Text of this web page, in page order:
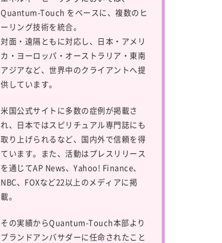
Quantum-Touch をベースに、複数のヒ
ーリング技術を統合。
対面・遠隔ともに対応し、日本・アメリ
カ・ヨーロッパ・オーストラリア・東南
アジアなど、世界中のクライアントへ提
供しています。
米国公式サイトに多数の症例が掲載さ
れ、日本ではスピリチュアル専門誌にも
取り上げられるなど、国内外で信頼を得
ています。また、活動はプレスリリース
を通じてAP News、Yahoo! Finance、
NBC、FOXなど22以上のメディアに掲
載。
その実績からQuantum-Touch本部より
ブランドアンバサダーに任命されたこと